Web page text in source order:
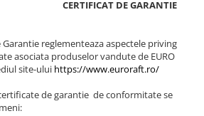
CERTIFICAT DE GARANTIE
reglementeaza aspectele priving
asociata produselor vandute de EURO
site-ului https://www.euroraft.ro/
de garantie de conformitate se